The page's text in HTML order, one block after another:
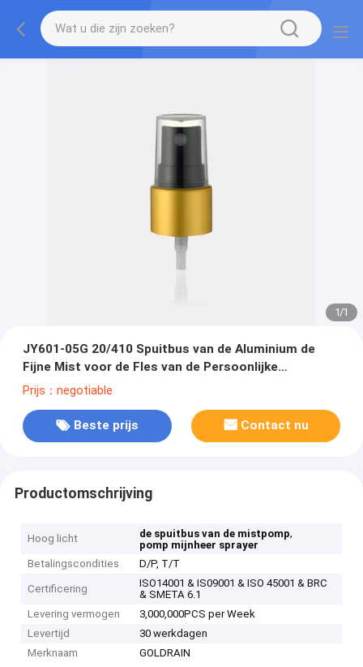
1/1
JY601-05G 20/410 Spuitbus van de Aluminium de
Fijne Mist voor de Fles van de Persoonlijke
verzorgingstichting
Prijs：negotiable
Beste prijs Contact nu
Productomschrijving
Hoog licht de spuitbus van de mistpomp,
pomp mijnheer sprayer
Betalingscondities
D/P, T/T
Certificering
ISO14001 & IS09001 & ISO 45001 & BRC
& SMETA 6.1
Levering vermogen
3,000,000PCS per Week
Levertijd
30 werkdagen
Merknaam
GOLDRAIN